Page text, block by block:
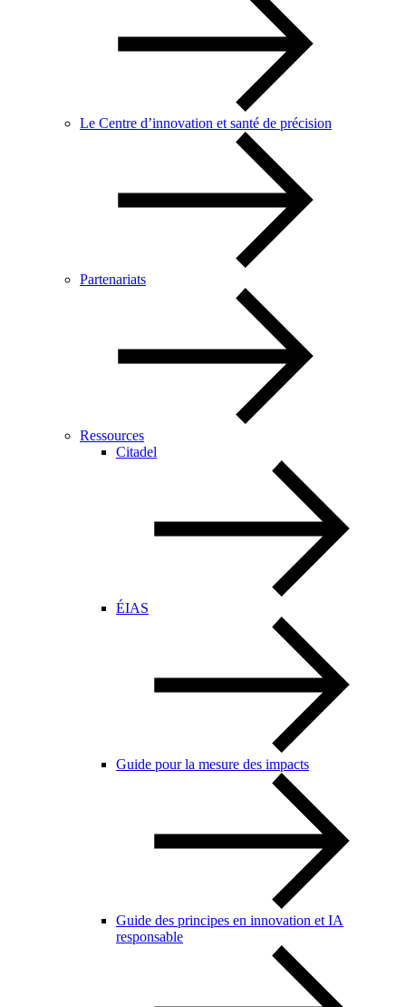
Le Centre d’innovation et santé de précision
Partenariats
Ressources
Citadel
ÉIAS
Guide pour la mesure des impacts
Guide des principes en innovation et IA
responsable